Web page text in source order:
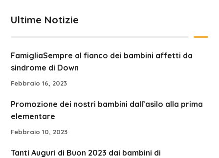
Ultime Notizie
FamigliaSempre al fianco dei bambini affetti da
sindrome di Down
Febbraio 16, 2023
Promozione dei nostri bambini dall’asilo alla prima
elementare
Febbraio 10, 2023
Tanti Auguri di Buon 2023 dai bambini di